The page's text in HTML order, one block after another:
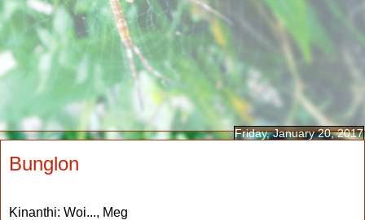
Friday, January 20, 2017
Bunglon
Kinanthi: Woi..., Meg